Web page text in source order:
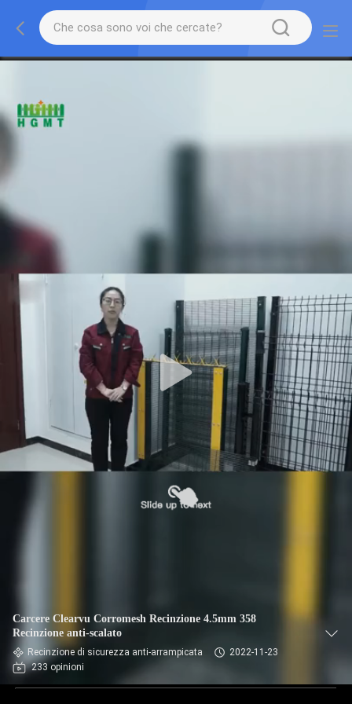
Carcere Clearvu Corromesh Recinzione 4.5mm 358
Recinzione anti-scalato
Recinzione di sicurezza anti-arrampicata
2022-11-23
233 opinioni